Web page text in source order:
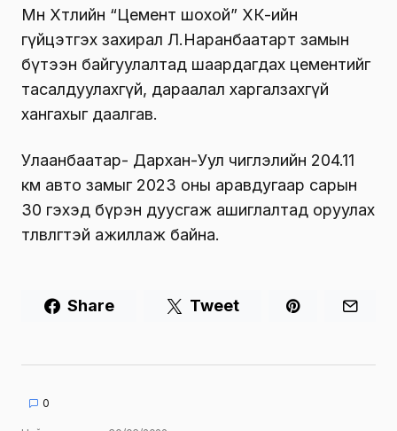
Мөн Хөтөлийн “Цемент шохой” ХК-ийн
гүйцэтгэх захирал Л.Наранбаатарт замын
бүтээн байгуулалтад шаардагдах цементийг
тасалдуулахгүй, дараалал харгалзахгүй
хангахыг даалгав.
Улаанбаатар- Дархан-Уул чиглэлийн 204.11
км авто замыг 2023 оны аравдугаар сарын
30 гэхэд бүрэн дуусгаж ашиглалтад оруулах
төлөвлөгөөтэй ажиллаж байна.
Share Tweet
0